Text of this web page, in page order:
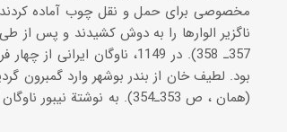
مخصوصی برای حمل و نقل چوب آماده کردند،
ناگزیر الوارها را به دوش کشیدند و پس از
357ـ 358). در 1149، ناوگان
بود. لطیف خان از بندر بوشهر وارد گمبرون